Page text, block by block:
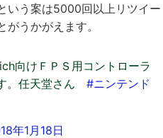
いう案は5000回以上リツイー
うかがえます。
向けＦＰＳ用コントローラ
。任天堂さん #ニンテンド
年1月18日